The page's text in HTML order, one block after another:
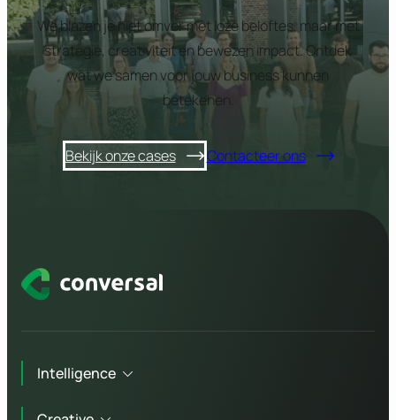
We blazen je niet omver met loze beloftes, maar met
strategie, creativiteit en bewezen impact. Ontdek
wat we samen voor jouw business kunnen
betekenen.
Bekijk onze cases Contacteer ons
Intelligence